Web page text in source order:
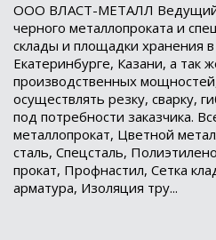
ООО ВЛАСТ-МЕТАЛЛ Ведущий
черного металлопроката и
склады и площадки хранения
Екатеринбурге, Казани, а так
производственных
осуществлять резку, сварку,
под потребности заказчика.
металлопрокат, Цветной
сталь, Спецсталь,
прокат, Профнастил, Сетка
арматура, Изоляция тру...